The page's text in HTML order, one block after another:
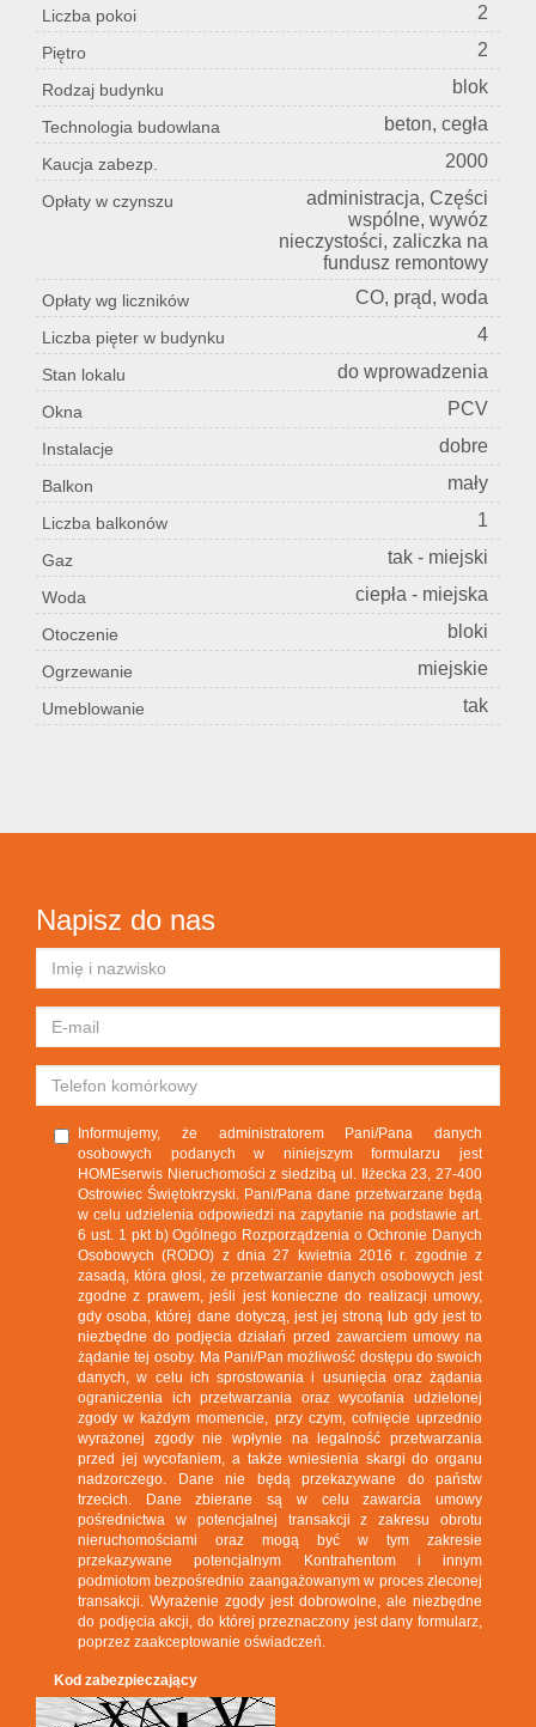
Liczba pokoi 2
Piętro 2
Rodzaj budynku blok
Technologia budowlana beton, cegła
Kaucja zabezp. 2000
Opłaty w czynszu
administracja, Części
wspólne, wywóz
nieczystości, zaliczka na
fundusz remontowy
Opłaty wg liczników CO, prąd, woda
Liczba pięter w budynku 4
Stan lokalu do wprowadzenia
Okna PCV
Instalacje dobre
Balkon mały
Liczba balkonów 1
Gaz tak - miejski
Woda ciepła - miejska
Otoczenie bloki
Ogrzewanie miejskie
Umeblowanie tak
Napisz do nas
Informujemy, że administratorem Pani/Pana danych
osobowych podanych w niniejszym formularzu jest
HOMEserwis Nieruchomości z siedzibą ul. Iłżecka 23, 27-400
Ostrowiec Świętokrzyski. Pani/Pana dane przetwarzane będą
w celu udzielenia odpowiedzi na zapytanie na podstawie art.
6 ust. 1 pkt b) Ogólnego Rozporządzenia o Ochronie Danych
Osobowych (RODO) z dnia 27 kwietnia 2016 r. zgodnie z
zasadą, która głosi, że przetwarzanie danych osobowych jest
zgodne z prawem, jeśli jest konieczne do realizacji umowy,
gdy osoba, której dane dotyczą, jest jej stroną lub gdy jest to
niezbędne do podjęcia działań przed zawarciem umowy na
żądanie tej osoby. Ma Pani/Pan możliwość dostępu do swoich
danych, w celu ich sprostowania i usunięcia oraz żądania
ograniczenia ich przetwarzania oraz wycofania udzielonej
zgody w każdym momencie, przy czym, cofnięcie uprzednio
wyrażonej zgody nie wpłynie na legalność przetwarzania
przed jej wycofaniem, a także wniesienia skargi do organu
nadzorczego. Dane nie będą przekazywane do państw
trzecich. Dane zbierane są w celu zawarcia umowy
pośrednictwa w potencjalnej transakcji z zakresu obrotu
nieruchomościami oraz mogą być w tym zakresie
przekazywane potencjalnym Kontrahentom i innym
podmiotom bezpośrednio zaangażowanym w proces zleconej
transakcji. Wyrażenie zgody jest dobrowolne, ale niezbędne
do podjęcia akcji, do której przeznaczony jest dany formularz,
poprzez zaakceptowanie oświadczeń.
Kod zabezpieczający